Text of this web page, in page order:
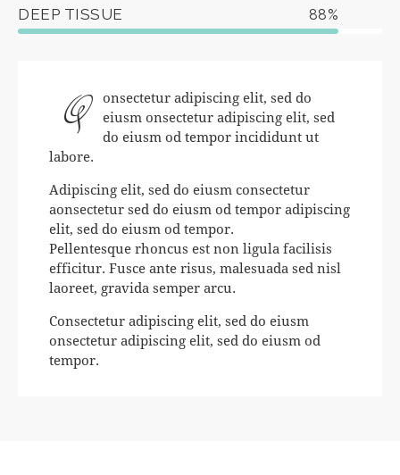
DEEP TISSUE 88%
Q
onsectetur adipiscing elit, sed do
eiusm onsectetur adipiscing elit, sed
do eiusm od tempor incididunt ut
labore.
Adipiscing elit, sed do eiusm consectetur
aonsectetur sed do eiusm od tempor adipiscing
elit, sed do eiusm od tempor.
Pellentesque rhoncus est non ligula facilisis
efficitur. Fusce ante risus, malesuada sed nisl
laoreet, gravida semper arcu.
Consectetur adipiscing elit, sed do eiusm
onsectetur adipiscing elit, sed do eiusm od
tempor.